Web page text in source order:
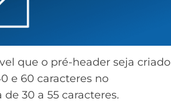
que o pré-header seja criado
e 60 caracteres no
30 a 55 caracteres.